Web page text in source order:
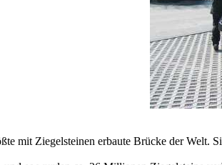
mit Ziegelsteinen erbaute Brücke der Welt.